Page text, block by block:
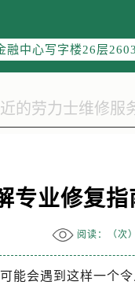
楼W3座6层602室（
际中心写字楼D座11
中心写字楼26层
2座37层3705室（需
京中心写字楼22层
国际金融中心写字
字楼1号楼16层1604
中心东塔写字楼（华
字楼A座5层503-5室
业修复指
阅读：（次）
能会遇到这样一个